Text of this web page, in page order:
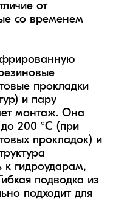
от
со временем
прокладки
и пару
монтаж. Она
200 °C (при
прокладок) и
к гидроударам,
подводка из
подходит для